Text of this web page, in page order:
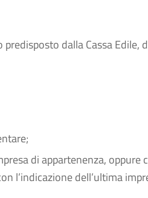
dalla Cassa
di appartenenza,
l’indicazione dell’ultima